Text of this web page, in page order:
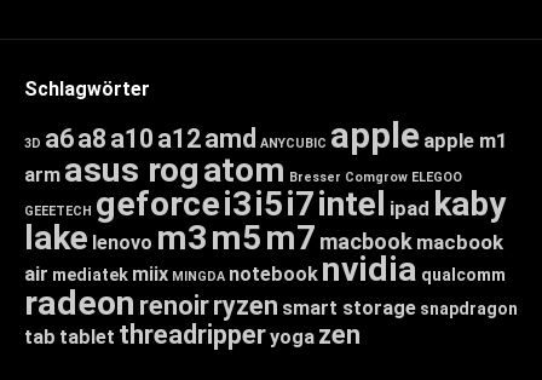
Schlagwörter
3D a6a8 a10 a12amd ANYCUBIC apple apple m1
arm asus rogatom Bresser Comgrow ELEGOO
GEEETECH geforcei3i5i7intel ipad kaby
lake lenovo m3m5m7 macbook macbook
air mediatek miix MINGDA notebook nvidia qualcomm
radeon renoirryzen smart storage snapdragon
tab tablet threadripperyoga zen